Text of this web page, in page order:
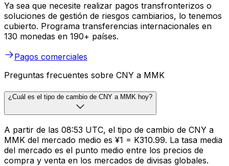
Ya sea que necesite realizar pagos transfronterizos o
soluciones de gestión de riesgos cambiarios, lo tenemos
cubierto. Programa transferencias internacionales en
130 monedas en 190+ países.
Pagos comerciales
Preguntas frecuentes sobre CNY a MMK
¿Cuál es el tipo de cambio de CNY a MMK hoy?
A partir de las 08:53 UTC, el tipo de cambio de CNY a
MMK del mercado medio es ¥1 = K310.99. La tasa media
del mercado es el punto medio entre los precios de
compra y venta en los mercados de divisas globales.